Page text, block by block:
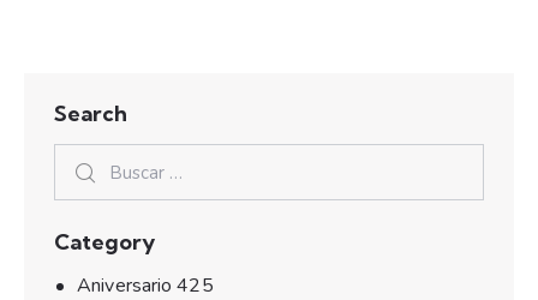
Search
Category
Aniversario 425